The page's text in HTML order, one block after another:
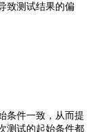
致测试结果的偏
件一致，从而提
测试的起始条件都